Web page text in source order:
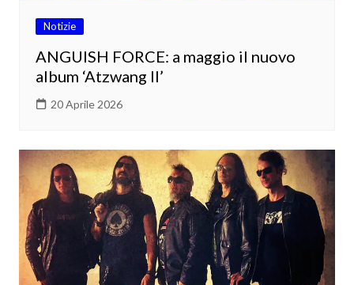
Notizie
ANGUISH FORCE: a maggio il nuovo
album ‘Atzwang II’
20 Aprile 2026